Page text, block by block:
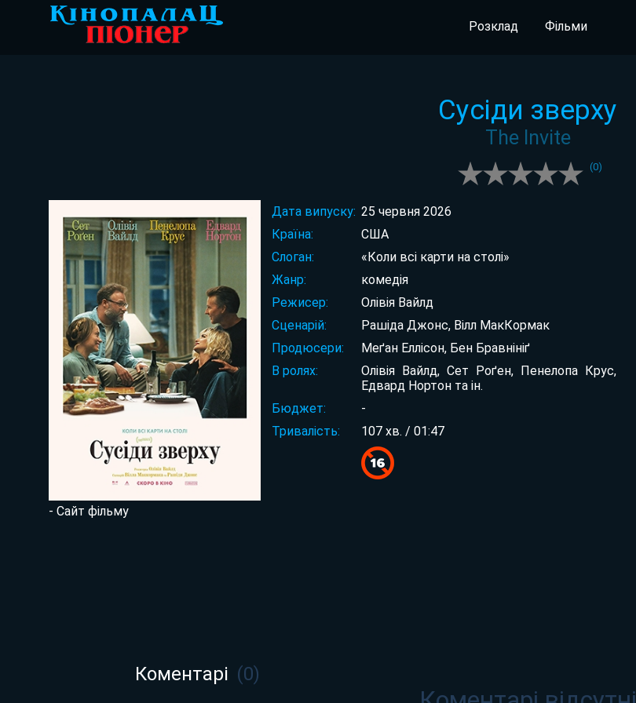
Розклад Фільми
Сусіди зверху
The Invite
(0)
- Сайт фільму
Дата випуску: 25 червня 2026
Країна:
США
Слоган:
«Коли всі карти на столі»
Жанр:
комедія
Режисер:
Олівія Вайлд
Сценарій:
Рашіда Джонс, Вілл МакКормак
Продюсери:
Меґан Еллісон, Бен Бравнініґ
В ролях:
Олівія Вайлд, Сет Роґен, Пенелопа Крус,
Едвард Нортон та ін.
Бюджет:
-
Тривалість:
107 хв. / 01:47
Коментарі (0)